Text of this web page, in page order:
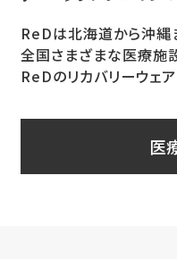
ReDは北海道から沖縄
全国さまざまな医療施
ReDのリカバリーウェ
医